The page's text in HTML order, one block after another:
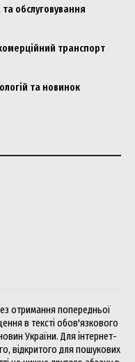
та обслуговування
транспорт
та новинок
отримання попередньої
в тексті обов'язкового
України. Для інтернет-
відкритого для пошукових